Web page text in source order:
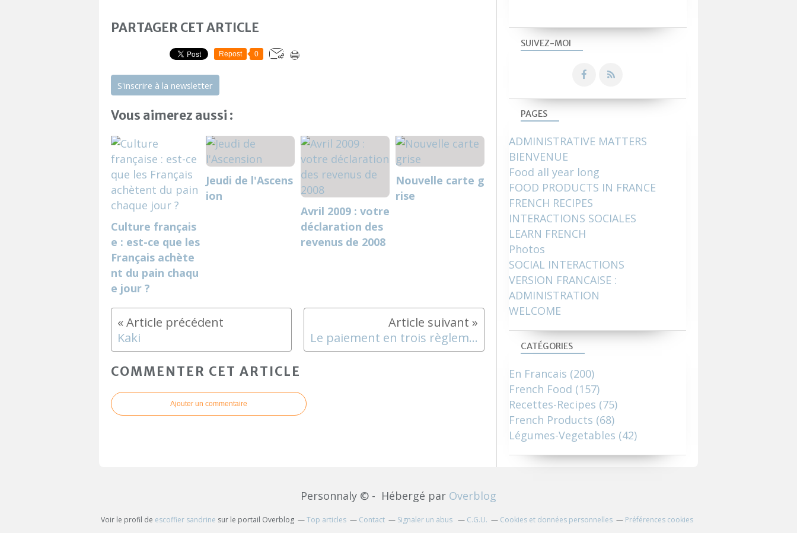
PARTAGER CET ARTICLE
Repost 0
S'inscrire à la newsletter
Vous aimerez aussi :
Culture français
e : est-ce que les
Français achète
nt du pain chaqu
e jour ?
Jeudi de l'Ascens
ion
Avril 2009 : votre
déclaration des
revenus de 2008
Nouvelle carte g
rise
Kaki Le paiement en trois règlements / paiement par « tiers provisionnels »
COMMENTER CET ARTICLE
Ajouter un commentaire
SUIVEZ-MOI
PAGES
ADMINISTRATIVE MATTERS
BIENVENUE
Food all year long
FOOD PRODUCTS IN FRANCE
FRENCH RECIPES
INTERACTIONS SOCIALES
LEARN FRENCH
Photos
SOCIAL INTERACTIONS
VERSION FRANCAISE :
ADMINISTRATION
WELCOME
CATÉGORIES
En Francais (200)
French Food (157)
Recettes-Recipes (75)
French Products (68)
Légumes-Vegetables (42)
Personnaly © - Hébergé par Overblog
Voir le profil de escoffier sandrine sur le portail Overblog Top articles Contact Signaler un abus C.G.U. Cookies et données personnelles Préférences cookies